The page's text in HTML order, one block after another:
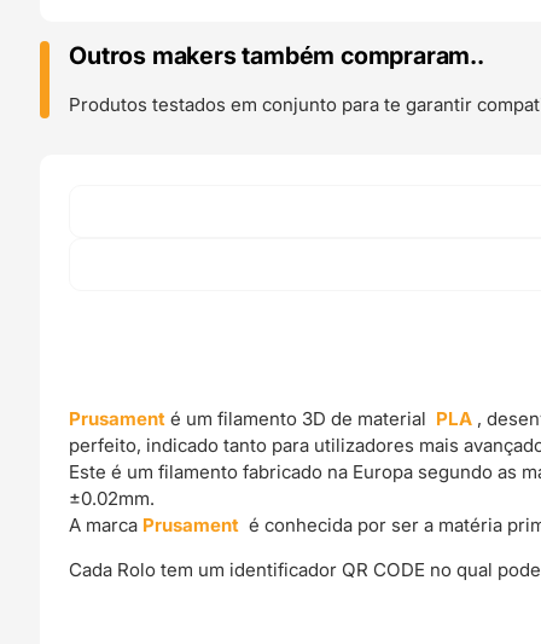
Lipstick
Red
-
Outros makers também compraram..
Produtos testados em conjunto para te garantir
Prusament é um filamento 3D de material PLA ,
perfeito, indicado tanto para utilizadores mais
Este é um filamento fabricado na Europa segundo as
±0.02mm.
A marca Prusament é conhecida por ser a matéria
Cada Rolo tem um identificador QR CODE no qual